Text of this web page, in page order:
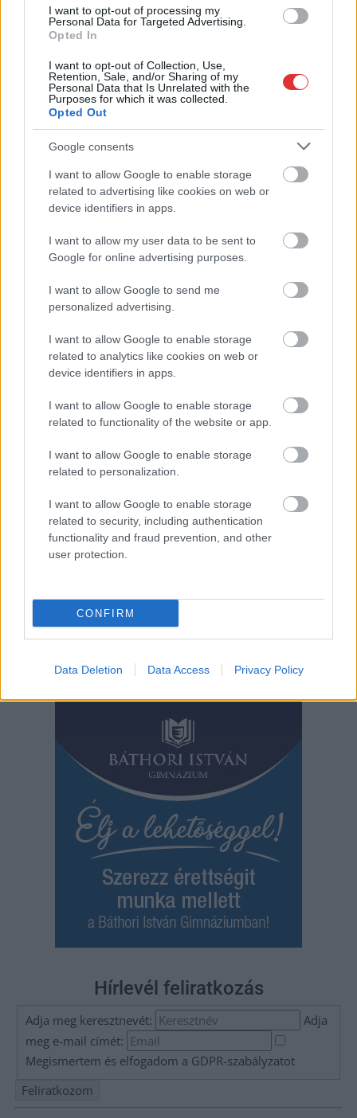
I want to opt-out of processing my
Personal Data for Targeted Advertising.
Opted In
I want to opt-out of Collection, Use,
Retention, Sale, and/or Sharing of my
Personal Data that Is Unrelated with the
Purposes for which it was collected.
Opted Out
Google consents
I want to allow Google to enable storage
related to advertising like cookies on web or
device identifiers in apps.
I want to allow my user data to be sent to
Google for online advertising purposes.
I want to allow Google to send me
personalized advertising.
I want to allow Google to enable storage
related to analytics like cookies on web or
device identifiers in apps.
I want to allow Google to enable storage
related to functionality of the website or app.
I want to allow Google to enable storage
related to personalization.
I want to allow Google to enable storage
related to security, including authentication
functionality and fraud prevention, and other
user protection.
CONFIRM
Data Deletion Data Access Privacy Policy
semmi gond,
mindenféle
határértéknek megfelel. Szolnoki lakótársunk azonban nem
egészen így gondolja.
TOVÁBB OLVASOM
városrész ,vásárhelyi pál út,vízminőség
Lesújtó Szolnok megyei adatok érkeztek a
csapvíz minőségéről
2023.11.21. Fazekas Adrián
Az ivóvízminőséget
kritériumainak
változásával a tavalyi
adatokat látva pedig
elmondhatjuk,
legalább boldog tudatlanságban éltünk a 2022-es évben. A
Nemzeti Népegészségügyi és Gyógyszerészeti Központ
(NNGYK) által a csapvíz minőségével kapcsolatos országos
adatok települési lebontásában mind országosan, mind Jász-
Nagykun-Szolnok megyében egyenesen lesújtóak.
TOVÁBB OLVASOM
navigáció
Régebbi bejegyzések
Hírlevél feliratkozás
Adja meg keresztnevét:
Adja
meg e-mail címét:
Megismertem és elfogadom a GDPR-szabályzatot